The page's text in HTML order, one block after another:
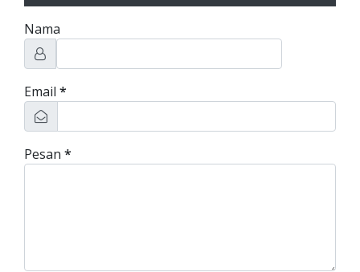
Nama
Email *
Pesan *